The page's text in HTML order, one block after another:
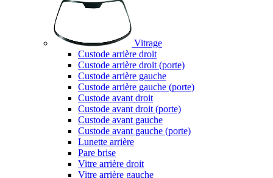
Vitrage
Custode arrière droit
Custode arrière droit (porte)
Custode arrière gauche
Custode arrière gauche (porte)
Custode avant droit
Custode avant droit (porte)
Custode avant gauche
Custode avant gauche (porte)
Lunette arrière
Pare brise
Vitre arrière droit
Vitre arrière gauche